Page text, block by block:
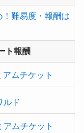
！難易度・報酬は
ト報酬
アムチケット
ルド
アムチケット